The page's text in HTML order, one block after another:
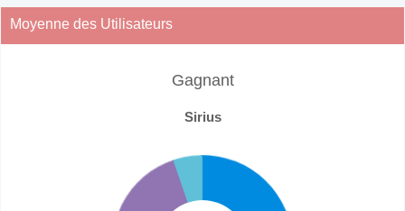
Moyenne des Utilisateurs
Gagnant
Sirius